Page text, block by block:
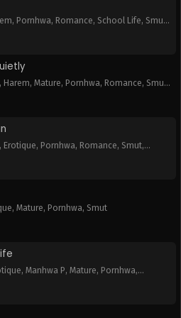
Chapitre 151
January 16, 2026
Chapitre 143
January 16, 2026
, Pornhwa, Romance, School Life, Smut,
, Harem, Mature, Pornhwa, Romance, Smut,
, Erotique, Pornhwa, Romance, Smut,
, Mature, Pornhwa, Smut
, Manhwa P, Mature, Pornhwa,